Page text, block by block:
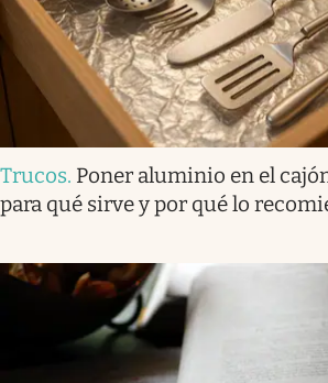
Trucos. Poner aluminio en el
para qué sirve y por qué lo